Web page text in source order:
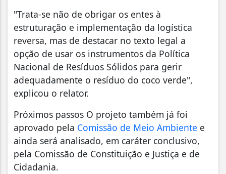
"Trata-se não de obrigar os entes à
estruturação e implementação da logística
reversa, mas de destacar no texto legal a
opção de usar os instrumentos da Política
Nacional de Resíduos Sólidos para gerir
adequadamente o resíduo do coco verde",
explicou o relator.
Próximos passos O projeto também já foi
aprovado pela Comissão de Meio Ambiente e
ainda será analisado, em caráter conclusivo,
pela Comissão de Constituição e Justiça e de
Cidadania.